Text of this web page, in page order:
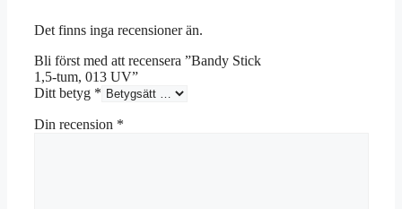
Det finns inga recensioner än.
Bli först med att recensera ”Bandy Stick
1,5-tum, 013 UV”
Ditt betyg *
Din recension *